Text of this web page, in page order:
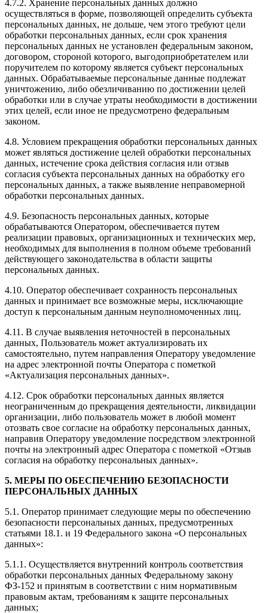
4.7.2. Хранение персональных данных должно
осуществляться в форме, позволяющей определить субъекта
персональных данных, не дольше, чем этого требуют цели
обработки персональных данных, если срок хранения
персональных данных не установлен федеральным законом,
договором, стороной которого, выгодоприобретателем или
поручителем по которому является субъект персональных
данных. Обрабатываемые персональные данные подлежат
уничтожению, либо обезличиванию по достижении целей
обработки или в случае утраты необходимости в достижении
этих целей, если иное не предусмотрено федеральным
законом.
4.8. Условием прекращения обработки персональных данных
может являться достижение целей обработки персональных
данных, истечение срока действия согласия или отзыв
согласия субъекта персональных данных на обработку его
персональных данных, а также выявление неправомерной
обработки персональных данных.
4.9. Безопасность персональных данных, которые
обрабатываются Оператором, обеспечивается путем
реализации правовых, организационных и технических мер,
необходимых для выполнения в полном объеме требований
действующего законодательства в области защиты
персональных данных.
4.10. Оператор обеспечивает сохранность персональных
данных и принимает все возможные меры, исключающие
доступ к персональным данным неуполномоченных лиц.
4.11. В случае выявления неточностей в персональных
данных, Пользователь может актуализировать их
самостоятельно, путем направления Оператору уведомление
на адрес электронной почты Оператора с пометкой
«Актуализация персональных данных».
4.12. Срок обработки персональных данных является
неограниченным до прекращения деятельности, ликвидации
организации, либо пользователь может в любой момент
отозвать свое согласие на обработку персональных данных,
направив Оператору уведомление посредством электронной
почты на электронный адрес Оператора с пометкой «Отзыв
согласия на обработку персональных данных».
5. МЕРЫ ПО ОБЕСПЕЧЕНИЮ БЕЗОПАСНОСТИ
ПЕРСОНАЛЬНЫХ ДАННЫХ
5.1. Оператор принимает следующие меры по обеспечению
безопасности персональных данных, предусмотренных
статьями 18.1. и 19 Федерального закона «О персональных
данных»:
5.1.1. Осуществляется внутренний контроль соответствия
обработки персональных данных Федеральному закону
ФЗ-152 и принятым в соответствии с ним нормативным
правовым актам, требованиям к защите персональных
данных;